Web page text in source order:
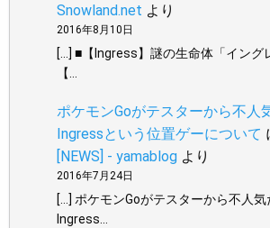
Snowland.net より
2016年8月10日
[…] ■【Ingress】謎の生命体「イング
【…
ポケモンGoがテスターから不人
Ingressという位置ゲーについて
[NEWS] - yamablog より
2016年7月24日
[…] ポケモンGoがテスターから不人気
Ingress…